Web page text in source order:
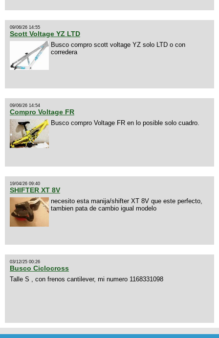
09/06/26 14:55
Scott Voltage YZ LTD
Busco compro scott voltage YZ solo LTD o con
corredera
09/06/26 14:54
Compro Voltage FR
Busco compro Voltage FR en lo posible solo cuadro.
19/04/26 09:40
SHIFTER XT 8V
necesito esta manija/shifter XT 8V que este perfecto,
tambien pata de cambio igual modelo
03/12/25 00:26
Busco Ciclocross
Talle S , con frenos cantilever, mi numero 1168331098